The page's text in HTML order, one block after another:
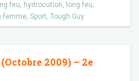
feu, hydrocution, long feu,
femme, Sport, Tough Guy
2009) – 2e